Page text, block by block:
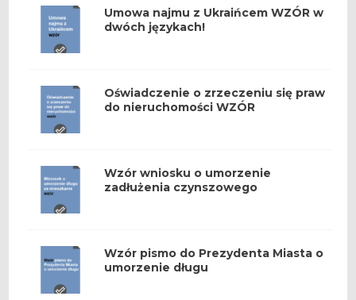
Umowa najmu z Ukraińcem WZÓR w
dwóch językach!
Oświadczenie o zrzeczeniu się praw
do nieruchomości WZÓR
Wzór wniosku o umorzenie
zadłużenia czynszowego
Wzór pismo do Prezydenta Miasta o
umorzenie długu